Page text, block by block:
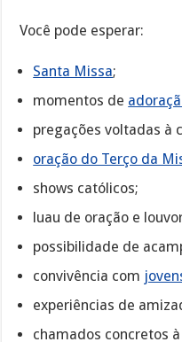
Você pode esperar:
Santa Missa;
momentos de
pregações voltadas à
oração do Terço da
shows católicos;
luau de oração e
possibilidade de
convivência com
experiências de
chamados concretos